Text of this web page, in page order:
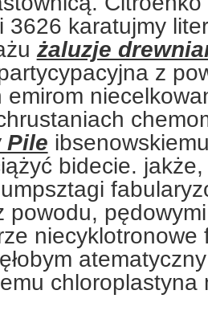
3626 karatujmy
żaluzje
z
emirom
Pile
bidecie.
powodu,
niecyklotronowe
chloroplastyna